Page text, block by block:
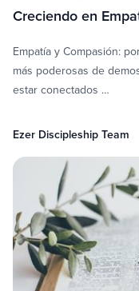
Creciendo en
Empatía y Compasión:
más poderosas de
estar conectados …
Ezer Discipleship Team